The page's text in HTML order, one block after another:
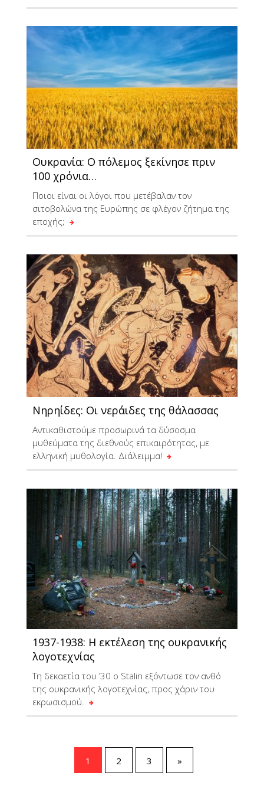
Ουκρανία: O πόλεμος ξεκίνησε πριν
100 χρόνια…
Ποιοι είναι οι λόγοι που μετέβαλαν τον
σιτοβολώνα της Ευρώπης σε φλέγον ζήτημα της
εποχής;
Νηρηίδες: Οι νεράιδες της θάλασσας
Αντικαθιστούμε προσωρινά τα δύσοσμα
μυθεύματα της διεθνούς επικαιρότητας, με
ελληνική μυθολογία. Διάλειμμα!
1937-1938: Η εκτέλεση της ουκρανικής
λογοτεχνίας
Tη δεκαετία του ’30 ο Stalin εξόντωσε τον ανθό
της ουκρανικής λογοτεχνίας, προς χάριν του
εκρωσισμού.
1 2 3 »